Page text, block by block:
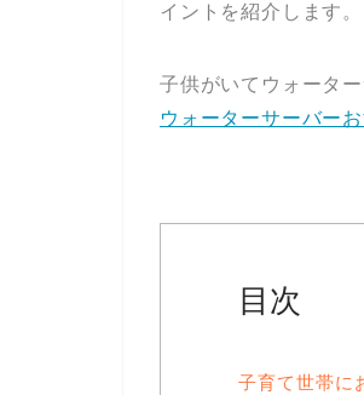
イントを紹介します。
子供がいてウォータ
ウォーターサーバー
目次
子育て世帯に